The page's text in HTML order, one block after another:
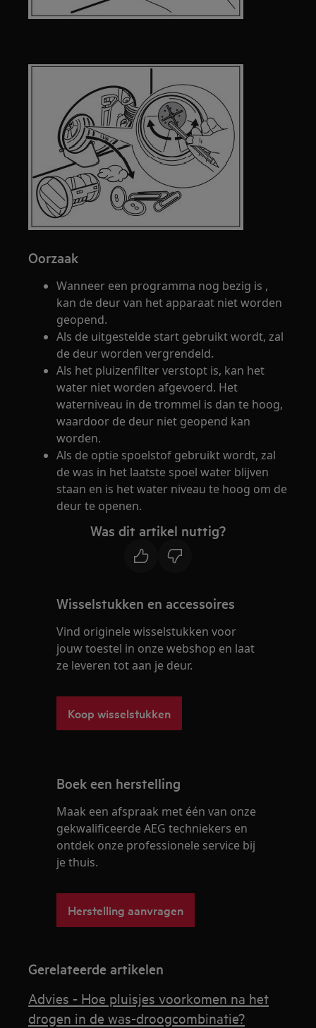
Oorzaak
Wanneer een programma nog bezig is ,
kan de deur van het apparaat niet worden
geopend.
Als de uitgestelde start gebruikt wordt, zal
de deur worden vergrendeld.
Als het pluizenfilter verstopt is, kan het
water niet worden afgevoerd. Het
waterniveau in de trommel is dan te hoog,
waardoor de deur niet geopend kan
worden.
Als de optie spoelstof gebruikt wordt, zal
de was in het laatste spoel water blijven
staan en is het water niveau te hoog om de
deur te openen.
Was dit artikel nuttig?
Wisselstukken en accessoires
Vind originele wisselstukken voor
jouw toestel in onze webshop en laat
ze leveren tot aan je deur.
Koop wisselstukken
Boek een herstelling
Maak een afspraak met één van onze
gekwalificeerde AEG techniekers en
ontdek onze professionele service bij
je thuis.
Herstelling aanvragen
Gerelateerde artikelen
Advies - Hoe pluisjes voorkomen na het
drogen in de was-droogcombinatie?